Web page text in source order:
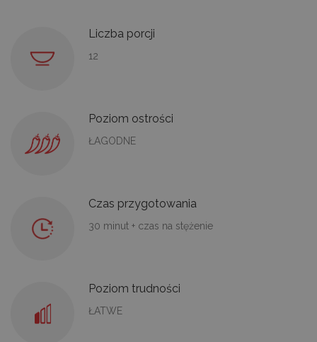
Liczba porcji
12
Poziom ostrości
ŁAGODNE
Czas przygotowania
30 minut + czas na stężenie
Poziom trudności
ŁATWE